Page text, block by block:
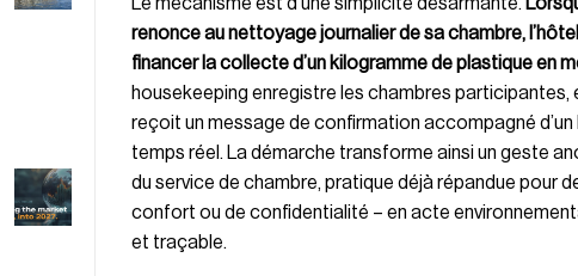
renonce au nettoyage journalier de sa chambre, l’hôtel
financer la collecte d’un kilogramme de plastique en
housekeeping enregistre les chambres participantes,
reçoit un message de confirmation accompagné d’un
temps réel. La démarche transforme ainsi un geste
du service de chambre, pratique déjà répandue pour
confort ou de confidentialité – en acte
et traçable.